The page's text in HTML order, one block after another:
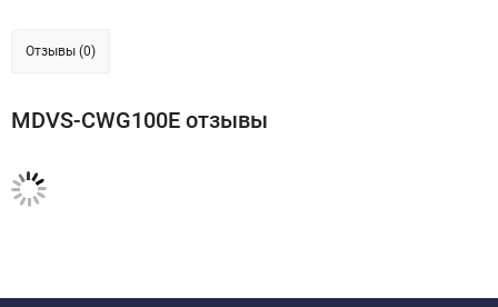
Отзывы (0)
MDVS-CWG100E отзывы